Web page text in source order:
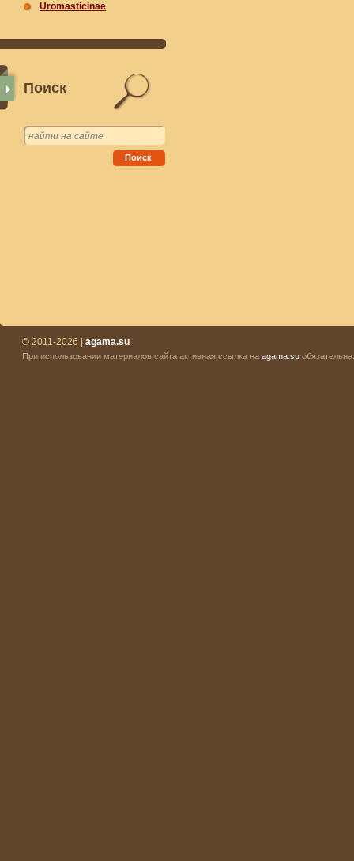
Uromasticinae
Поиск
Поиск
© 2011-2026 | agama.su
При использовании материалов сайта активная ссылка на agama.su обязательна.